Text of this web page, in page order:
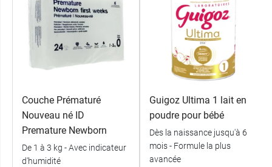
Couche Prématuré
Nouveau né ID
Premature Newborn
De 1 à 3 kg - Avec indicateur
d'humidité
Guigoz Ultima 1 lait en
poudre pour bébé
Dès la naissance jusqu'à 6
mois - Formule la plus
avancée